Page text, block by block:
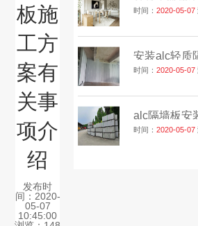
板施
工方
案有
关事
项介
绍
发布时
间：2020-
05-07
10:45:00
时间：2020-05-07
时间：2020-05-07
alc隔墙板安
时间：2020-05-07